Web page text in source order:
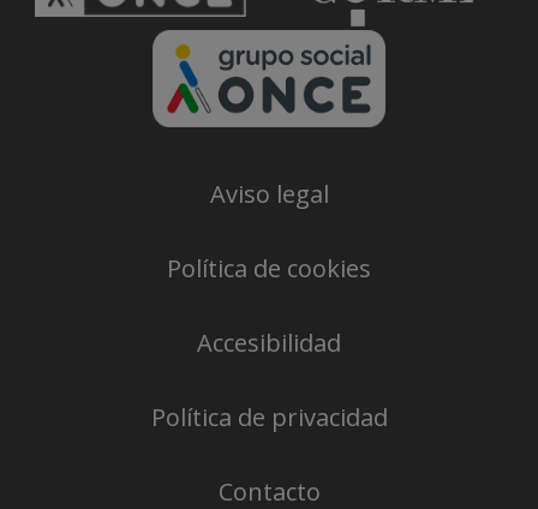
Aviso legal
Política de cookies
Accesibilidad
Política de privacidad
Contacto